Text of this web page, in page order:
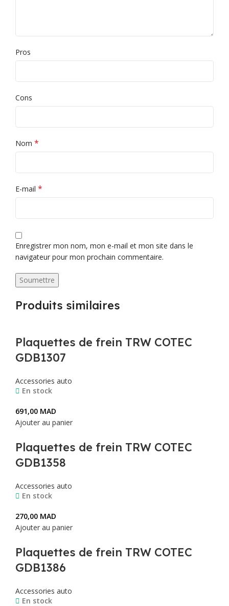
Pros
Cons
Nom *
E-mail *
Enregistrer mon nom, mon e-mail et mon site dans le
navigateur pour mon prochain commentaire.
Produits similaires
Plaquettes de frein TRW COTEC
GDB1307
Accessories auto
En stock
691,00 MAD
Ajouter au panier
Plaquettes de frein TRW COTEC
GDB1358
Accessories auto
En stock
270,00 MAD
Ajouter au panier
Plaquettes de frein TRW COTEC
GDB1386
Accessories auto
En stock